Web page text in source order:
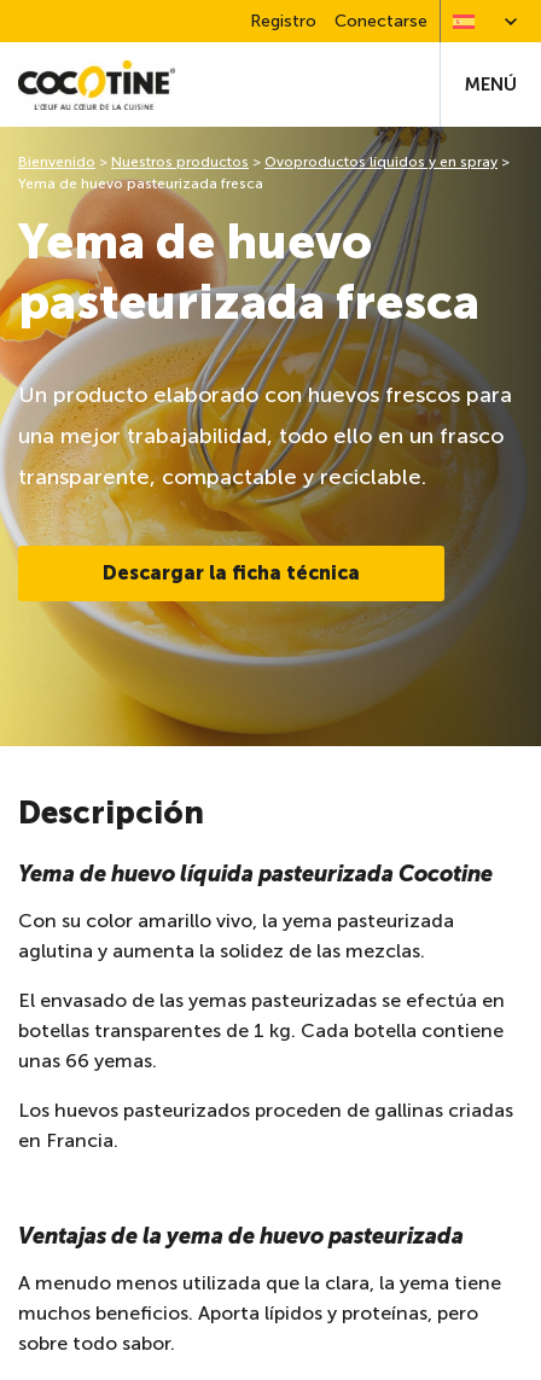
Registro Conectarse
MENÚ
Yema de huevo
pasteurizada fresca
Un producto elaborado con huevos frescos para
una mejor trabajabilidad, todo ello en un frasco
transparente, compactable y reciclable.
Descargar la ficha técnica
Bienvenido > Nuestros productos > Ovoproductos líquidos y en spray >
Yema de huevo pasteurizada fresca
Descripción
Yema de huevo líquida pasteurizada Cocotine
Con su color amarillo vivo, la yema pasteurizada
aglutina y aumenta la solidez de las mezclas.
El envasado de las yemas pasteurizadas se efectúa en
botellas transparentes de 1 kg. Cada botella contiene
unas 66 yemas.
Los huevos pasteurizados proceden de gallinas criadas
en Francia.
Ventajas de la yema de huevo pasteurizada
A menudo menos utilizada que la clara, la yema tiene
muchos beneficios. Aporta lípidos y proteínas, pero
sobre todo sabor.